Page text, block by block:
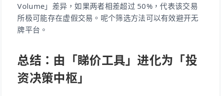
Volume」差异，如果两者相差超过 50%，代表该交易
所极可能存在虚假交易。呢个筛选方法可以有效避开无
牌平台。
总结：由「睇价工具」进化为「投
资决策中枢」